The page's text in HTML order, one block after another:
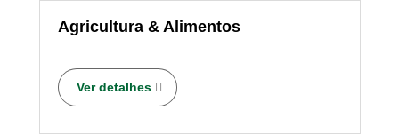
Agricultura & Alimentos
Ver detalhes